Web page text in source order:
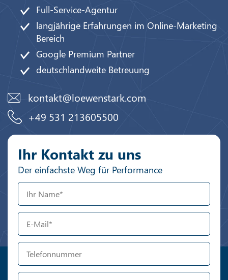
Full-Service-Agentur
langjährige Erfahrungen im Online-Marketing
Bereich
Google Premium Partner
deutschlandweite Betreuung
kontakt@loewenstark.com
+49 531 213605500
Ihr Kontakt zu uns
Der einfachste Weg für Performance